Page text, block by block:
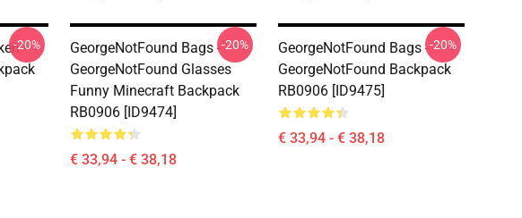
-
-20%
GeorgeNotFound Bags -
GeorgeNotFound Glasses
Funny Minecraft Backpack
RB0906 [ID9474]
€ 33,94 - € 38,18
-20%
GeorgeNotFound Bags -
GeorgeNotFound Backpack
RB0906 [ID9475]
€ 33,94 - € 38,18
-20%